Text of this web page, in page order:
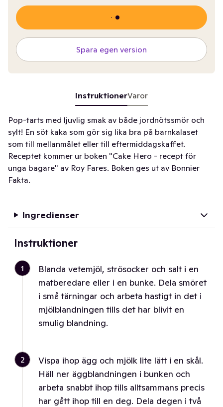
Spara egen version
InstruktionerVaror
Pop-tarts med ljuvlig smak av både jordnötssmör och
sylt! En söt kaka som gör sig lika bra på barnkalaset
som till mellanmålet eller till eftermiddagskaffet.
Receptet kommer ur boken "Cake Hero - recept för
unga bagare" av Roy Fares. Boken ges ut av Bonnier
Fakta.
Ingredienser
Instruktioner
1
Blanda vetemjöl, strösocker och salt i en
matberedare eller i en bunke. Dela smöret
i små tärningar och arbeta hastigt in det i
mjölblandningen tills det har blivit en
smulig blandning.
2
Vispa ihop ägg och mjölk lite lätt i en skål.
Häll ner äggblandningen i bunken och
arbeta snabbt ihop tills alltsammans precis
har gått ihop till en deg. Dela degen i två